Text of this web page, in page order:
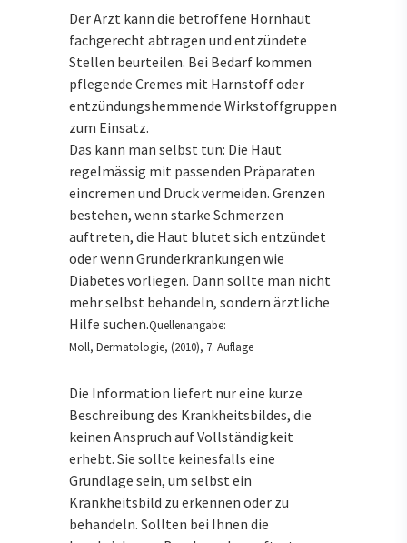
Der Arzt kann die betroffene Hornhaut
fachgerecht abtragen und entzündete
Stellen beurteilen. Bei Bedarf kommen
pflegende Cremes mit Harnstoff oder
entzündungshemmende Wirkstoffgruppen
zum Einsatz.
Das kann man selbst tun: Die Haut
regelmässig mit passenden Präparaten
eincremen und Druck vermeiden. Grenzen
bestehen, wenn starke Schmerzen
auftreten, die Haut blutet sich entzündet
oder wenn Grunderkrankungen wie
Diabetes vorliegen. Dann sollte man nicht
mehr selbst behandeln, sondern ärztliche
Hilfe suchen.Quellenangabe:
Moll, Dermatologie, (2010), 7. Auflage
Die Information liefert nur eine kurze
Beschreibung des Krankheitsbildes, die
keinen Anspruch auf Vollständigkeit
erhebt. Sie sollte keinesfalls eine
Grundlage sein, um selbst ein
Krankheitsbild zu erkennen oder zu
behandeln. Sollten bei Ihnen die